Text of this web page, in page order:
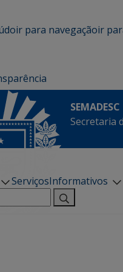
ir para navegaçãoir
SEMADESC
Secretaria
ServiçosInformativos